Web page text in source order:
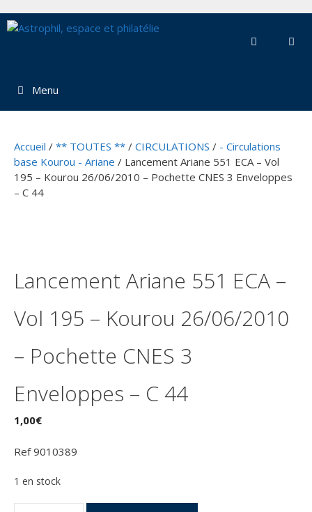
au
Menu
Accueil / ** TOUTES ** / CIRCULATIONS / - Circulations
base Kourou - Ariane / Lancement Ariane 551 ECA – Vol
195 – Kourou 26/06/2010 – Pochette CNES 3 Enveloppes
– C 44
Lancement Ariane 551 ECA –
Vol 195 – Kourou 26/06/2010
– Pochette CNES 3
Enveloppes – C 44
1,00€
Ref 9010389
1 en stock